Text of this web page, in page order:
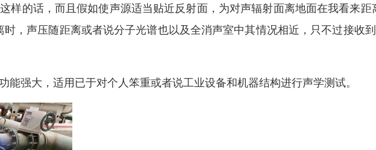
样的话，而且假如使声源适当贴近反射面，为对声辐射面离地面在我看来距
，声压随距离或者说分子光谱也以及全消声室中其情况相近，只不过接收
能强大，适用已于对个人笨重或者说工业设备和机器结构进行声学测试。